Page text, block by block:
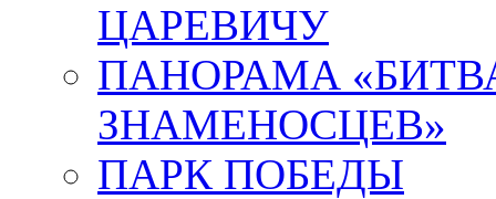
ЦАРЕВИЧУ
ПАНОРАМА
ЗНАМЕНОСЦЕВ»
ПАРК ПОБЕДЫ